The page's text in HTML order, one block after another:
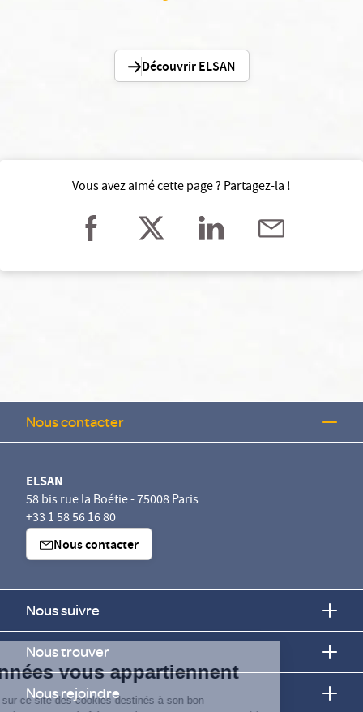
Vos données vous appartiennent
ELSAN utilise sur ce site des cookies destinés à son bon
Découvrir ELSAN
Vous avez aimé cette page ? Partagez-la !
Nous contacter
ELSAN
58 bis rue la Boétie - 75008 Paris
+33 1 58 56 16 80
Nous contacter
Nous suivre
Nous trouver
Nous rejoindre